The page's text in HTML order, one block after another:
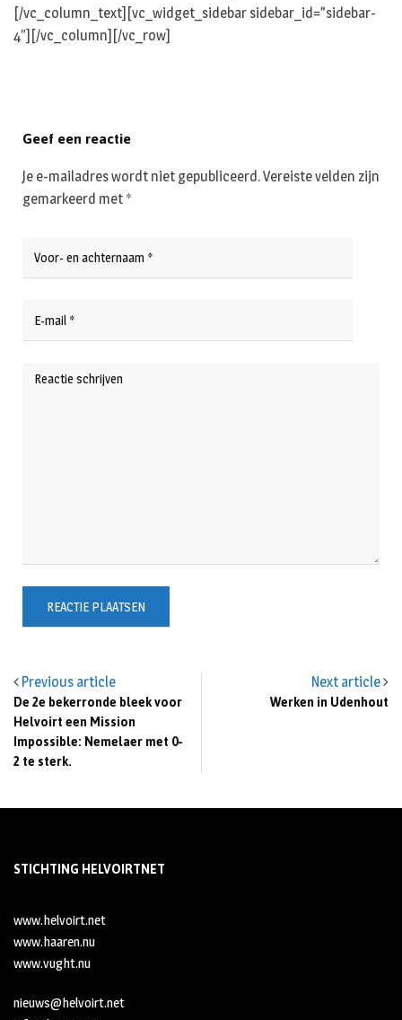
[/vc_column_text][vc_widget_sidebar sidebar_id=”sidebar-
4″][/vc_column][/vc_row]
Previous article
De 2e bekerronde bleek voor
Helvoirt een Mission
Impossible: Nemelaer met 0-
2 te sterk.
Next article
Werken in Udenhout
Geef een reactie
Je e-mailadres wordt niet gepubliceerd.Vereiste velden zijn
gemarkeerd met *
STICHTING HELVOIRTNET
www.helvoirt.net
www.haaren.nu
www.vught.nu
nieuws@helvoirt.net